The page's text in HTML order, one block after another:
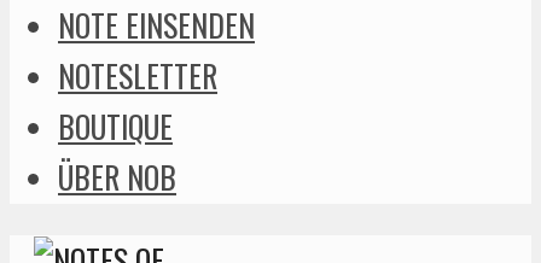
NOTE EINSENDEN
NOTESLETTER
BOUTIQUE
ÜBER NOB